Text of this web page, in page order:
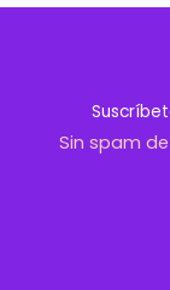
Sin spam